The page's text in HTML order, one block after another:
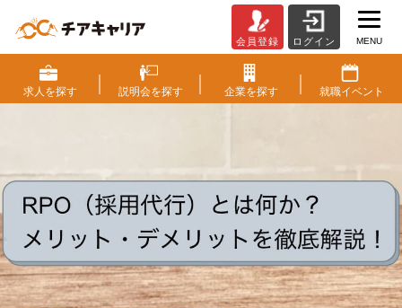
P
O
（採
と
は
何
か？
リ
ッ
会員登録 ログイン MENU
求人を探す 説明会を探す 企業を探す 就職イベント